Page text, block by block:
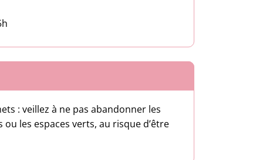
: veillez à ne pas abandonner les
les espaces verts, au risque d’être